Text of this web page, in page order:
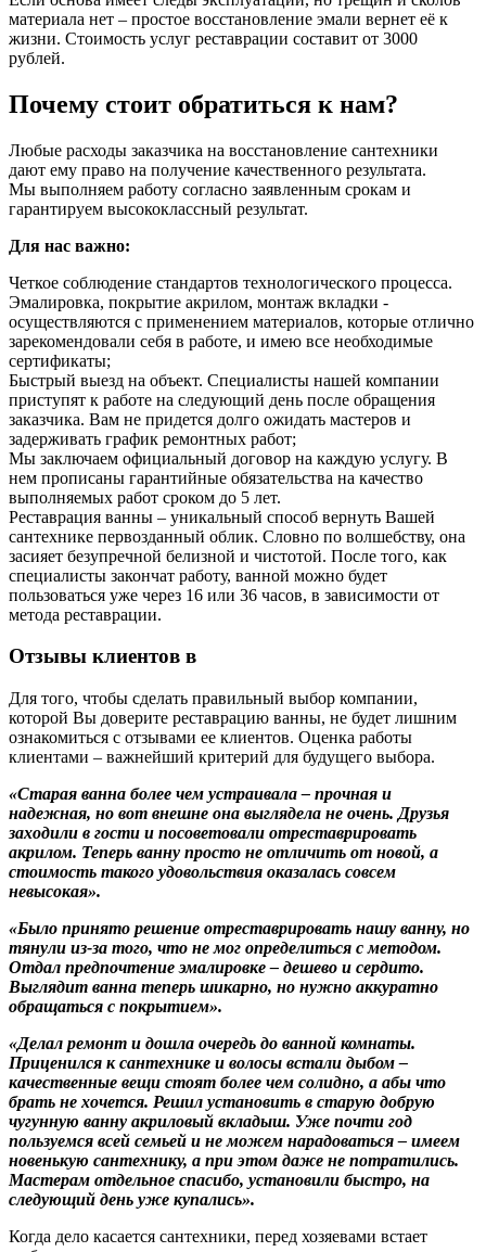
материала нет – простое восстановление эмали вернет её к
жизни. Стоимость услуг реставрации составит от 3000
рублей.
Почему стоит обратиться к нам?
Любые расходы заказчика на восстановление сантехники
дают ему право на получение качественного результата.
Мы выполняем работу согласно заявленным срокам и
гарантируем высококлассный результат.
Для нас важно:
Четкое соблюдение стандартов технологического процесса.
Эмалировка, покрытие акрилом, монтаж вкладки -
осуществляются с применением материалов, которые отлично
зарекомендовали себя в работе, и имею все необходимые
сертификаты;
Быстрый выезд на объект. Специалисты нашей компании
приступят к работе на следующий день после обращения
заказчика. Вам не придется долго ожидать мастеров и
задерживать график ремонтных работ;
Мы заключаем официальный договор на каждую услугу. В
нем прописаны гарантийные обязательства на качество
выполняемых работ сроком до 5 лет.
Реставрация ванны – уникальный способ вернуть Вашей
сантехнике первозданный облик. Словно по волшебству, она
засияет безупречной белизной и чистотой. После того, как
специалисты закончат работу, ванной можно будет
пользоваться уже через 16 или 36 часов, в зависимости от
метода реставрации.
Отзывы клиентов в
Для того, чтобы сделать правильный выбор компании,
которой Вы доверите реставрацию ванны, не будет лишним
ознакомиться с отзывами ее клиентов. Оценка работы
клиентами – важнейший критерий для будущего выбора.
«Старая ванна более чем устраивала – прочная и
надежная, но вот внешне она выглядела не очень. Друзья
заходили в гости и посоветовали отреставрировать
акрилом. Теперь ванну просто не отличить от новой, а
стоимость такого удовольствия оказалась совсем
невысокая».
«Было принято решение отреставрировать нашу ванну, но
тянули из-за того, что не мог определиться с методом.
Отдал предпочтение эмалировке – дешево и сердито.
Выглядит ванна теперь шикарно, но нужно аккуратно
обращаться с покрытием».
«Делал ремонт и дошла очередь до ванной комнаты.
Приценился к сантехнике и волосы встали дыбом –
качественные вещи стоят более чем солидно, а абы что
брать не хочется. Решил установить в старую добрую
чугунную ванну акриловый вкладыш. Уже почти год
пользуемся всей семьей и не можем нарадоваться – имеем
новенькую сантехнику, а при этом даже не потратились.
Мастерам отдельное спасибо, установили быстро, на
следующий день уже купались».
Когда дело касается сантехники, перед хозяевами встает